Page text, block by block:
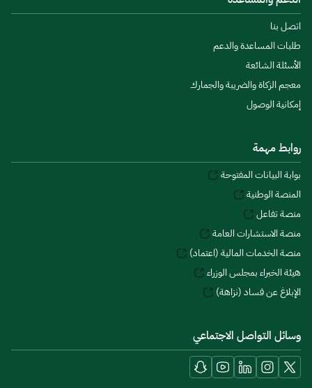
اتصل بنا
طلبات المساعدة والدعم
الأسئلة الشائعة
معجم الزكاة والضريبة والجمارك
إمكانية الوصول
روابط مهمة
بوابة البيانات المفتوحة
المنصة الوطنية
منصة تفاعل
منصة الاستشارات العامة
منصة الخدمات المالية (اعتماد)
هيئة الخبراء بمجلس الوزراء
الإبلاغ عن فساد (نزاهة)
وسائل التواصل الاجتماعي